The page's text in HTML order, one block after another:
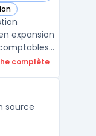
expansion
cloud
complète
source